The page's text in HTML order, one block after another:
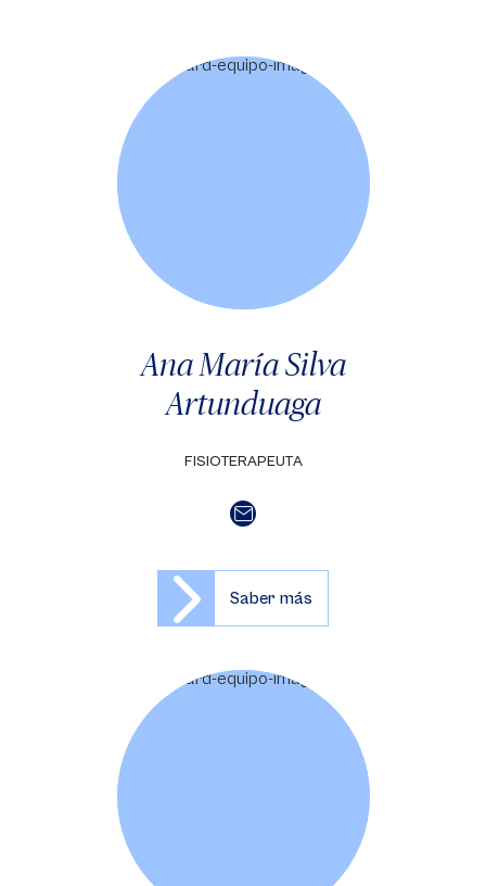
Ana María Silva
Artunduaga
FISIOTERAPEUTA
Saber más